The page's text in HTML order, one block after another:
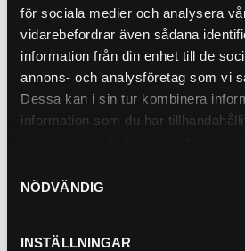
för sociala medier och analysera
vidarebefordrar även sådana
information från din enhet till de
annons- och analysföretag som vi
Dessa kan i sin tur kombinera
information som du har
NÖDVÄNDIG
INSTÄLLNINGAR
21-25485
Köp